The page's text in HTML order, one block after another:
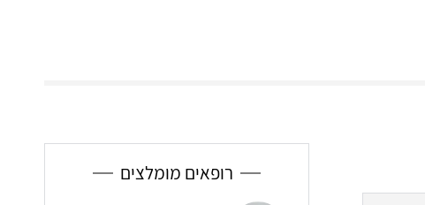
רופאים מומלצים